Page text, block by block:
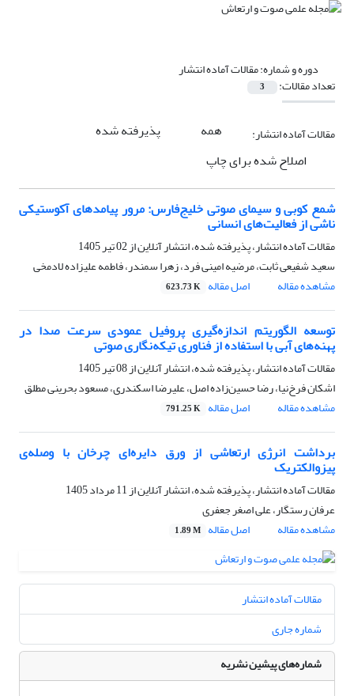
دوره و شماره:مقالات آماده انتشار
تعداد مقالات: 3
مقالات آماده انتشار: همه
پذیرفته شده
اصلاح شده برای چاپ
شمع کوبی و سیمای صوتی خلیج‌فارس: مرور پیامدهای آکوستیکی
ناشی از فعالیت‌های انسانی
مقالات آماده انتشار، پذیرفته شده، انتشار آنلاین از02 تیر 1405
سعید شفیعی ثابت، مرضیه امینی فرد، زهرا سمندر، فاطمه علیزاده لادمخی
مشاهده مقاله
اصل مقاله 623.73 K
توسعه الگوریتم اندازه‌گیری پروفیل عمودی سرعت صدا در
پهنه‌های آبی با استفاده از فناوری تیکه‌نگاری صوتی
مقالات آماده انتشار، پذیرفته شده، انتشار آنلاین از08 تیر 1405
اشکان فرخ‌نیا، رضا حسین‌زاده اصل، علیرضا اسکندری، مسعود بحرینی مطلق
مشاهده مقاله
اصل مقاله 791.25 K
برداشت انرژی ارتعاشی از ورق دایره‌ای چرخان با وصله‌ی
پیزوالکتریک
مقالات آماده انتشار، پذیرفته شده، انتشار آنلاین از11 مرداد 1405
عرفان رستگار، علی اصغر جعفری
مشاهده مقاله
اصل مقاله 1.89 M
مقالات آماده انتشار
شماره جاری
شماره‌های پیشین نشریه